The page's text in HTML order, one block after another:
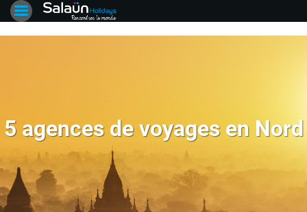
5 agences de voyages en Nord